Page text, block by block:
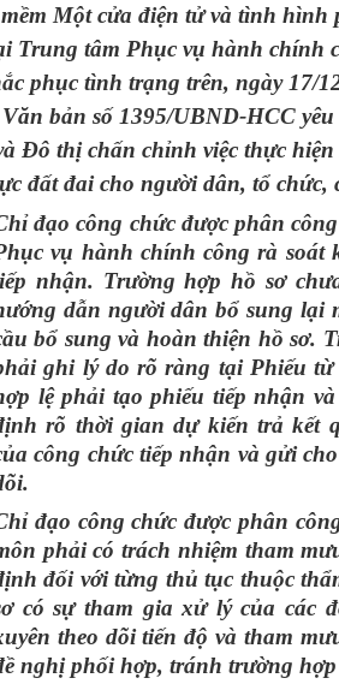
Một cửa điện tử và tình
Trung tâm Phục vụ hành chính
phục tình trạng trên, ngày 17/
bản số 1395/UBND-HCC
Đô thị chấn chỉnh việc thực
đất đai cho người dân, tổ chức,
đạo công chức được phân
vụ hành chính công rà soát
nhận. Trường hợp hồ sơ
dẫn người dân bổ sung lại
bổ sung và hoàn thiện hồ sơ.
ghi lý do rõ ràng tại Phiếu
lệ phải tạo phiếu tiếp nhận
rõ thời gian dự kiến trả kết
công chức tiếp nhận và gửi
đạo công chức được phân
phải có trách nhiệm tham
đối với từng thủ tục thuộc
có sự tham gia xử lý của các
theo dõi tiến độ và tham
nghị phối hợp, tránh trường hợp